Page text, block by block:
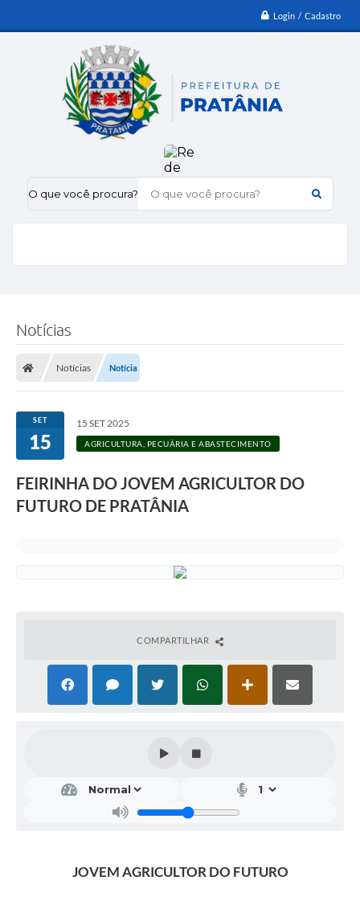
Login / Cadastro
O que você procura?
Notícias
Notícias Notícia
SET
15
15 SET 2025
AGRICULTURA, PECUÁRIA E ABASTECIMENTO
FEIRINHA DO JOVEM AGRICULTOR DO
FUTURO DE PRATÂNIA
COMPARTILHAR
JOVEM AGRICULTOR DO FUTURO